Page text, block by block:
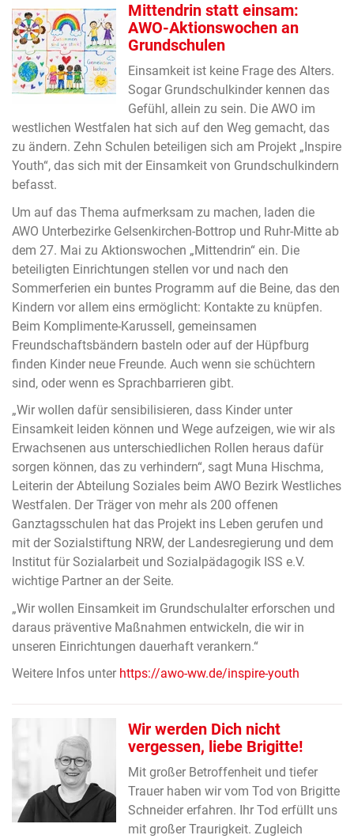
Mittendrin statt einsam:
AWO-Aktionswochen an
Grundschulen
Einsamkeit ist keine Frage des Alters.
Sogar Grundschulkinder kennen das
Gefühl, allein zu sein. Die AWO im
westlichen Westfalen hat sich auf den Weg gemacht, das
zu ändern. Zehn Schulen beteiligen sich am Projekt „Inspire
Youth“, das sich mit der Einsamkeit von Grundschulkindern
befasst.
Um auf das Thema aufmerksam zu machen, laden die
AWO Unterbezirke Gelsenkirchen-Bottrop und Ruhr-Mitte ab
dem 27. Mai zu Aktionswochen „Mittendrin“ ein. Die
beteiligten Einrichtungen stellen vor und nach den
Sommerferien ein buntes Programm auf die Beine, das den
Kindern vor allem eins ermöglicht: Kontakte zu knüpfen.
Beim Komplimente-Karussell, gemeinsamen
Freundschaftsbändern basteln oder auf der Hüpfburg
finden Kinder neue Freunde. Auch wenn sie schüchtern
sind, oder wenn es Sprachbarrieren gibt.
„Wir wollen dafür sensibilisieren, dass Kinder unter
Einsamkeit leiden können und Wege aufzeigen, wie wir als
Erwachsenen aus unterschiedlichen Rollen heraus dafür
sorgen können, das zu verhindern“, sagt Muna Hischma,
Leiterin der Abteilung Soziales beim AWO Bezirk Westliches
Westfalen. Der Träger von mehr als 200 offenen
Ganztagsschulen hat das Projekt ins Leben gerufen und
mit der Sozialstiftung NRW, der Landesregierung und dem
Institut für Sozialarbeit und Sozialpädagogik ISS e.V.
wichtige Partner an der Seite.
„Wir wollen Einsamkeit im Grundschulalter erforschen und
daraus präventive Maßnahmen entwickeln, die wir in
unseren Einrichtungen dauerhaft verankern.“
Weitere Infos unter https://awo-ww.de/inspire-youth
Wir werden Dich nicht
vergessen, liebe Brigitte!
Mit großer Betroffenheit und tiefer
Trauer haben wir vom Tod von Brigitte
Schneider erfahren. Ihr Tod erfüllt uns
mit großer Traurigkeit. Zugleich